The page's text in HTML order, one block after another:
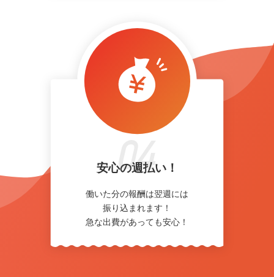
安心の週払い！
働いた分の報酬は翌週には
振り込まれます！
急な出費があっても安心！